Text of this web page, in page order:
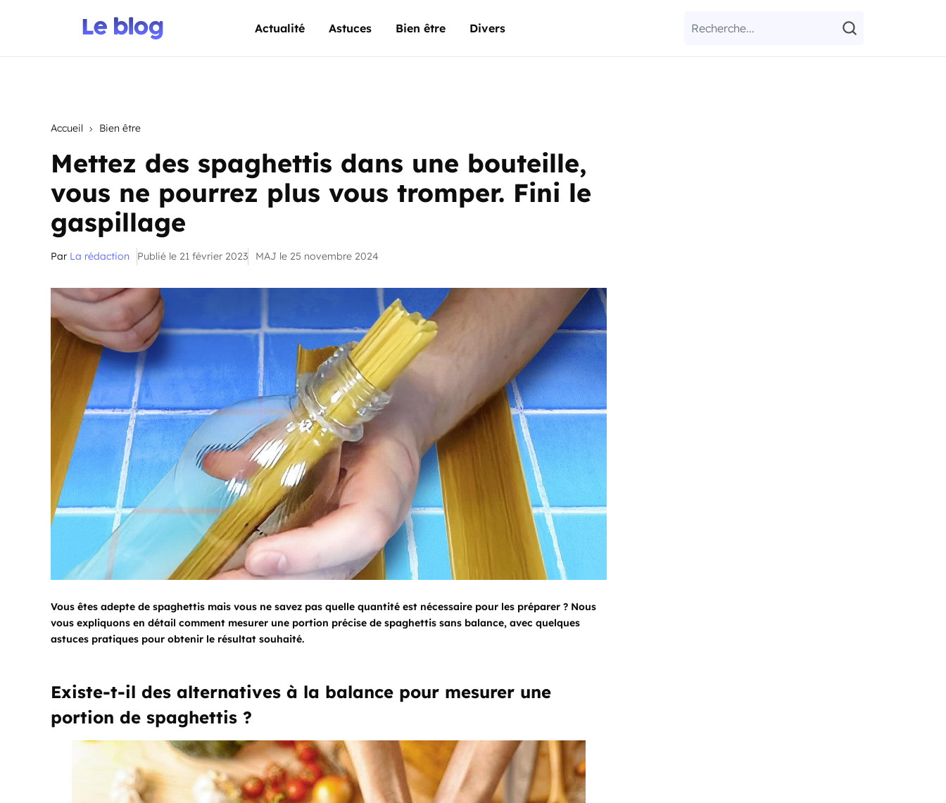
Actualité Astuces Bien être Divers
Accueil Bien être
Mettez des spaghettis dans une bouteille,
vous ne pourrez plus vous tromper. Fini le
gaspillage
Par La rédaction Publié le 21 février 2023 MAJ le 25 novembre 2024
Vous êtes adepte de spaghettis mais vous ne savez pas quelle quantité est nécessaire pour les préparer ? Nous
vous expliquons en détail comment mesurer une portion précise de spaghettis sans balance, avec quelques
astuces pratiques pour obtenir le résultat souhaité.
Existe-t-il des alternatives à la balance pour mesurer une
portion de spaghettis ?